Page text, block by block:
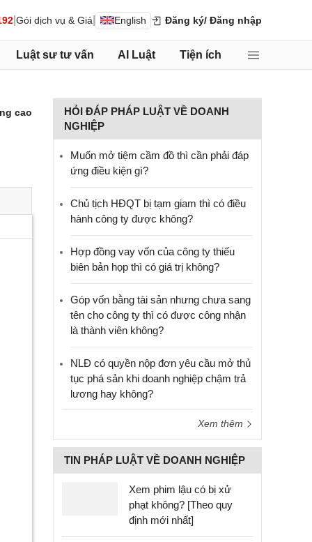
Gói dịch vụ & Giá English Đăng ký/ Đăng nhập
Luật sư tư vấn AI Luật Tiện ích
cao
HỎI ĐÁP PHÁP LUẬT VỀ DOANH
NGHIỆP
Muốn mở tiệm cầm đồ thì cần phải đáp
ứng điều kiện gì?
Chủ tịch HĐQT bị tạm giam thì có điều
hành công ty được không?
Hợp đồng vay vốn của công ty thiếu
biên bản họp thì có giá trị không?
Góp vốn bằng tài sản nhưng chưa sang
tên cho công ty thì có được công nhận
là thành viên không?
NLĐ có quyền nộp đơn yêu cầu mở thủ
tục phá sản khi doanh nghiệp chậm trả
lương hay không?
Xem thêm
TIN PHÁP LUẬT VỀ DOANH NGHIỆP
Xem phim lậu có bị xử
phạt không? [Theo quy
định mới nhất]